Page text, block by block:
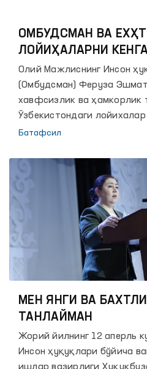
ОМБУДСМАН ВА
ЛОЙИҲАЛАРНИ
Олий Мажлиснинг Инсон
(Омбудсман) Феруза
хавфсизлик ва ҳамкорлик
Ўзбекистондаги
элчи Джон МакГрегор
Батафсил
МЕН ЯНГИ ВА
ТАНЛАЙМАН
Жорий йилнинг 12 аперль
Инсон ҳуқуқлари бўйича